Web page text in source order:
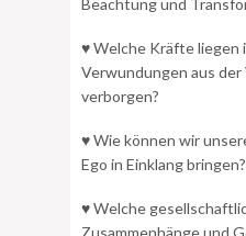
Beachtung und
♥ Welche Kräfte liegen
Verwundungen aus
verborgen?
♥ Wie können wir
Ego in Einklang bringen?
♥ Welche
Zusammenhänge und